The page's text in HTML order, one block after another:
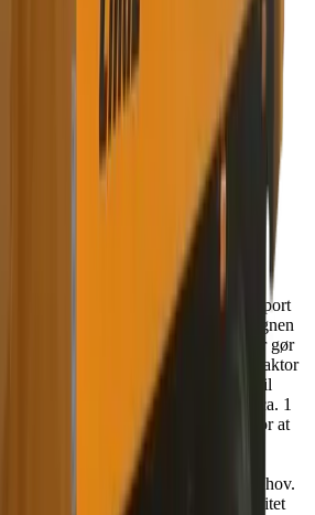
og effektiv tipvogn, designet til transport
og entreprenørarbejde. Vognen
stålramme og har et tipbart lad, der gør
Den er beregnet til montering bag traktor
kompakte design gør den velegnet til
opgaver. TR-01 har en kapacitet på ca. 1
ladet er udstyret med høje sider for at
grus, affald eller afgrøder.
eller hydraulisk, afhængigt af
fleksibilitet til forskellige arbejdsbehov.
hjul og aksler, der sikrer stabilitet